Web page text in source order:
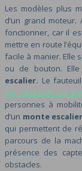
Les modèles plus
d’un grand
fonctionner, car il
mettre en route
facile à manier. Elle
ou de bouton.
escalier. Le
qui nécessite un
personnes à
d’un monte
qui permettent de
parcours de la
présence des
obstacles.